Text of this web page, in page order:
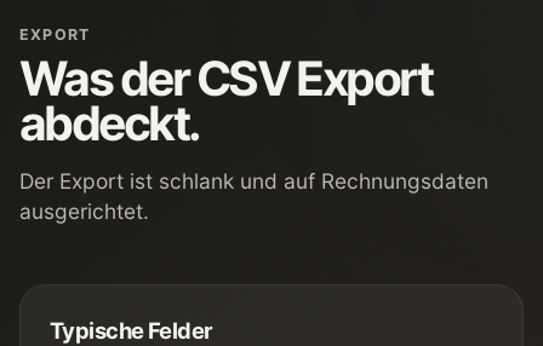
EXPORT
Was der CSV Export
abdeckt.
Der Export ist schlank und auf Rechnungsdaten
ausgerichtet.
Typische Felder